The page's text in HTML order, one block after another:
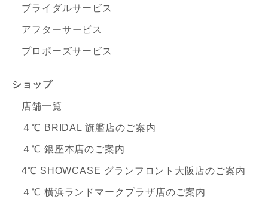
ブライダルサービス
アフターサービス
プロポーズサービス
ショップ
店舗一覧
４℃ BRIDAL 旗艦店のご案内
４℃ 銀座本店のご案内
4℃ SHOWCASE グランフロント大阪店のご案内
４℃ 横浜ランドマークプラザ店のご案内